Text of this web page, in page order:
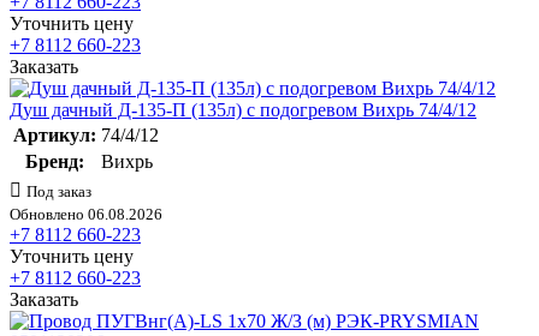
Уточнить цену
+7 8112 660-223
Заказать
Душ дачный Д-135-П (135л) с подогревом Вихрь 74/4/12
Артикул: 74/4/12
Бренд:
Вихрь
Под заказ
Обновлено 06.08.2026
+7 8112 660-223
Уточнить цену
+7 8112 660-223
Заказать